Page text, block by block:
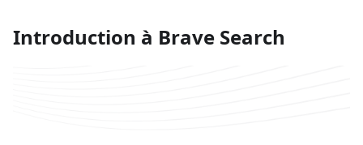
Introduction à Brave Search